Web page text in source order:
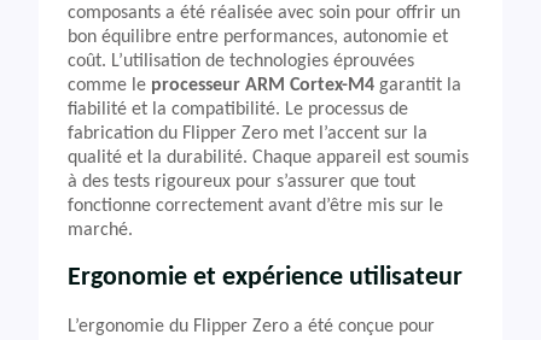
composants a été réalisée avec soin pour offrir un
bon équilibre entre performances, autonomie et
coût. L’utilisation de technologies éprouvées
comme le processeur ARM Cortex-M4 garantit la
fiabilité et la compatibilité. Le processus de
fabrication du Flipper Zero met l’accent sur la
qualité et la durabilité. Chaque appareil est soumis
à des tests rigoureux pour s’assurer que tout
fonctionne correctement avant d’être mis sur le
marché.
Ergonomie et expérience utilisateur
L’ergonomie du Flipper Zero a été conçue pour